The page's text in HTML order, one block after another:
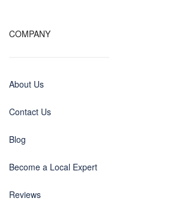
COMPANY
About Us
Contact Us
Blog
Become a Local Expert
Reviews